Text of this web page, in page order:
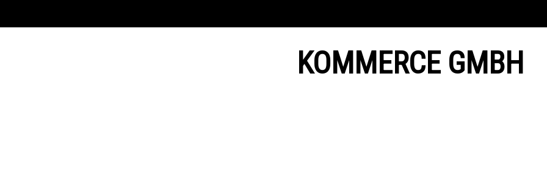
KOMMERCE GMBH